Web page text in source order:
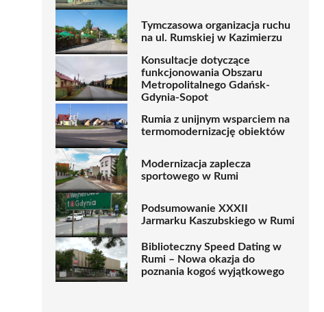
Tymczasowa organizacja ruchu
na ul. Rumskiej w Kazimierzu
Konsultacje dotyczące
funkcjonowania Obszaru
Metropolitalnego Gdańsk-
Gdynia-Sopot
Rumia z unijnym wsparciem na
termomodernizację obiektów
Modernizacja zaplecza
sportowego w Rumi
Podsumowanie XXXII
Jarmarku Kaszubskiego w Rumi
Biblioteczny Speed Dating w
Rumi – Nowa okazja do
poznania kogoś wyjątkowego